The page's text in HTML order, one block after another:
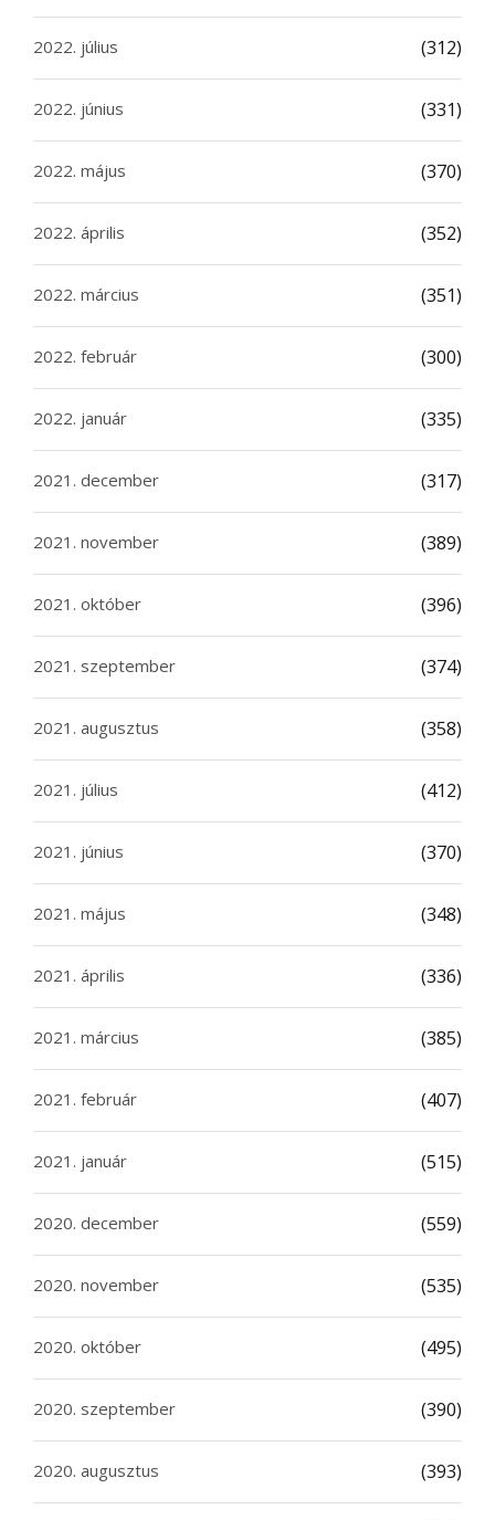
2022. július (312)
2022. június (331)
2022. május (370)
2022. április (352)
2022. március (351)
2022. február (300)
2022. január (335)
2021. december (317)
2021. november (389)
2021. október (396)
2021. szeptember (374)
2021. augusztus (358)
2021. július (412)
2021. június (370)
2021. május (348)
2021. április (336)
2021. március (385)
2021. február (407)
2021. január (515)
2020. december (559)
2020. november (535)
2020. október (495)
2020. szeptember (390)
2020. augusztus (393)